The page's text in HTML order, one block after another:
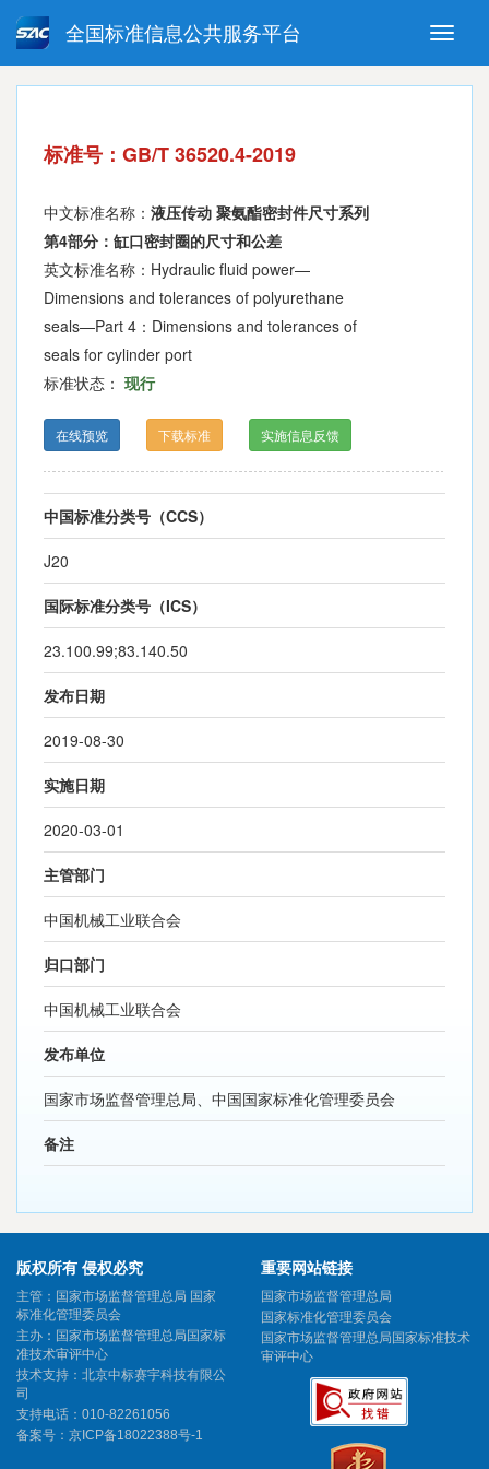
Toggle
全国标准信息公共服务平台
强制性国家标准 推荐性国家标准
指导性技术文件 (National standards in foreign
标准号：GB/T 36520.4-2019
中文标准名称： 液压传动 聚氨酯密封件尺寸系列
第4部分：缸口密封圈的尺寸和公差
英文标准名称：Hydraulic fluid power—
Dimensions and tolerances of polyurethane
seals—Part 4：Dimensions and tolerances of
seals for cylinder port
标准状态： 现行
在线预览 下载标准 实施信息反馈
中国标准分类号（CCS）
J20
国际标准分类号（ICS）
23.100.99;83.140.50
发布日期
2019-08-30
实施日期
2020-03-01
主管部门
中国机械工业联合会
归口部门
中国机械工业联合会
发布单位
国家市场监督管理总局、中国国家标准化管理委员会
备注
版权所有 侵权必究
主管：国家市场监督管理总局 国家
标准化管理委员会
主办：国家市场监督管理总局国家标
准技术审评中心
技术支持：北京中标赛宇科技有限公
司
支持电话：010-82261056
备案号： 京ICP备18022388号-1
重要网站链接
国家市场监督管理总局
国家标准化管理委员会
国家市场监督管理总局国家标准技术
审评中心